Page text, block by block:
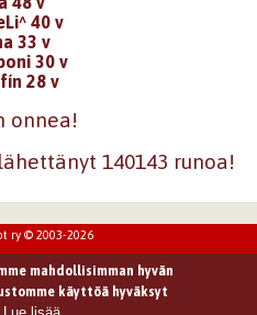
40 v
33 v
30 v
28 v
onnea!
140143 runoa!
ry © 2003-2026
mahdollisimman hyvän
käyttöä hyväksyt